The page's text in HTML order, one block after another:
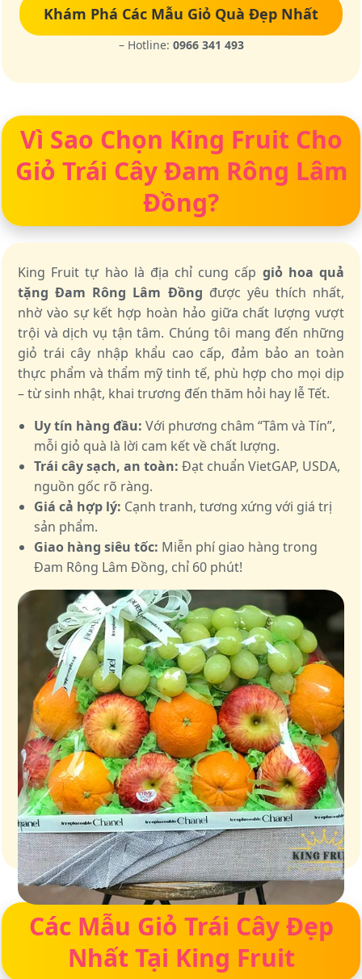
Khám Phá Các Mẫu Giỏ Quà Đẹp Nhất
– Hotline: 0966 341 493
Vì Sao Chọn King Fruit Cho
Giỏ Trái Cây Đam Rông Lâm
Đồng?
King Fruit tự hào là địa chỉ cung cấp giỏ hoa quả
tặng Đam Rông Lâm Đồng được yêu thích nhất,
nhờ vào sự kết hợp hoàn hảo giữa chất lượng vượt
trội và dịch vụ tận tâm. Chúng tôi mang đến những
giỏ trái cây nhập khẩu cao cấp, đảm bảo an toàn
thực phẩm và thẩm mỹ tinh tế, phù hợp cho mọi dịp
– từ sinh nhật, khai trương đến thăm hỏi hay lễ Tết.
Uy tín hàng đầu: Với phương châm “Tâm và Tín”,
mỗi giỏ quà là lời cam kết về chất lượng.
Trái cây sạch, an toàn: Đạt chuẩn VietGAP, USDA,
nguồn gốc rõ ràng.
Giá cả hợp lý: Cạnh tranh, tương xứng với giá trị
sản phẩm.
Giao hàng siêu tốc: Miễn phí giao hàng trong
Đam Rông Lâm Đồng, chỉ 60 phút!
Giỏ quà – Tinh hoa từ trái cây tươi ngon
Các Mẫu Giỏ Trái Cây Đẹp
Nhất Tại King Fruit